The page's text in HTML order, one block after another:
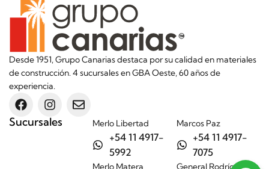
Desde 1951, Grupo Canarias destaca por su calidad en materiales
de construcción. 4 sucursales en GBA Oeste, 60 años de
experiencia.
Sucursales Merlo Libertad
+54 11 4917-
5992
Merlo Matera
Marcos Paz
+54 11 4917-
7075
General Rodríguez